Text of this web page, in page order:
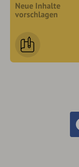
Neue Inhalte
vorschlagen